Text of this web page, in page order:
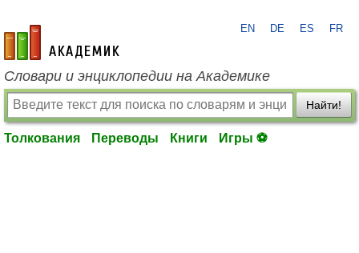
academic.ru
EN DE ES FR
Словари и энциклопедии на Академике
Найти!
Толкования Переводы Книги Игры ⚽